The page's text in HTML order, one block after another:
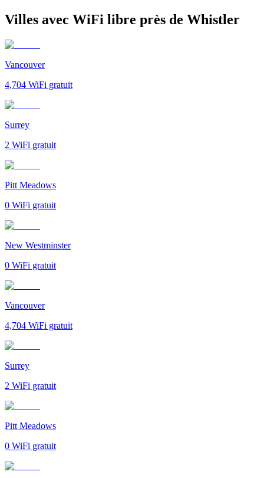
Villes avec WiFi libre près de Whistler
Vancouver
4,704 WiFi gratuit
Surrey
2 WiFi gratuit
Pitt Meadows
0 WiFi gratuit
New Westminster
0 WiFi gratuit
Vancouver
4,704 WiFi gratuit
Surrey
2 WiFi gratuit
Pitt Meadows
0 WiFi gratuit